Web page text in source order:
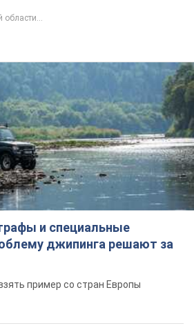
области...
и специальные
джипинга решают за
пример со стран Европы